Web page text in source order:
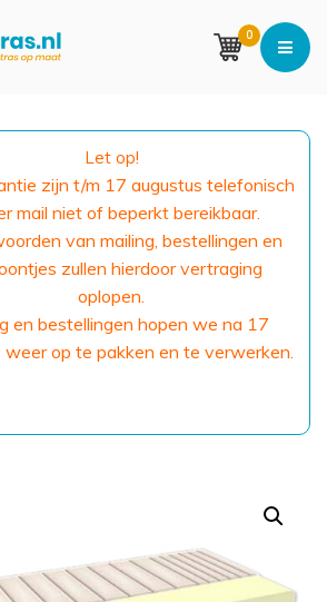
0
Let op!
zijn t/m 17 augustus telefonisch
mail niet of beperkt bereikbaar.
van mailing, bestellingen en
zullen hierdoor vertraging
oplopen.
en bestellingen hopen we na 17
weer op te pakken en te verwerken.